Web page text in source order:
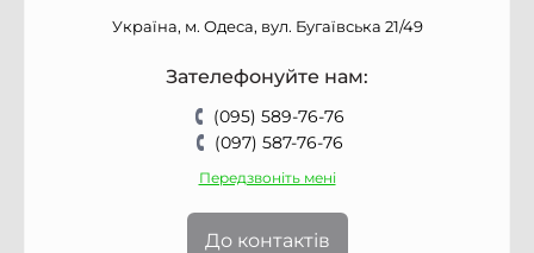
Україна, м. Одеса, вул. Бугаївська 21/49
Зателефонуйте нам:
(095) 589-76-76
(097) 587-76-76
Передзвоніть мені
До контактів